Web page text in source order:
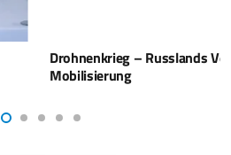
Verluste übersteigen